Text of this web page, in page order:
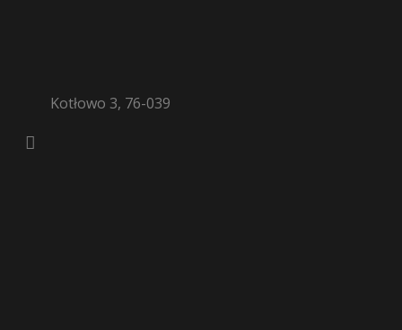
Kotłowo 3, 76-039